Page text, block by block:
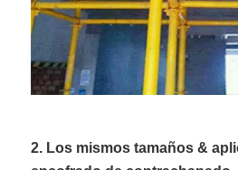
2. Los mismos tamaños &